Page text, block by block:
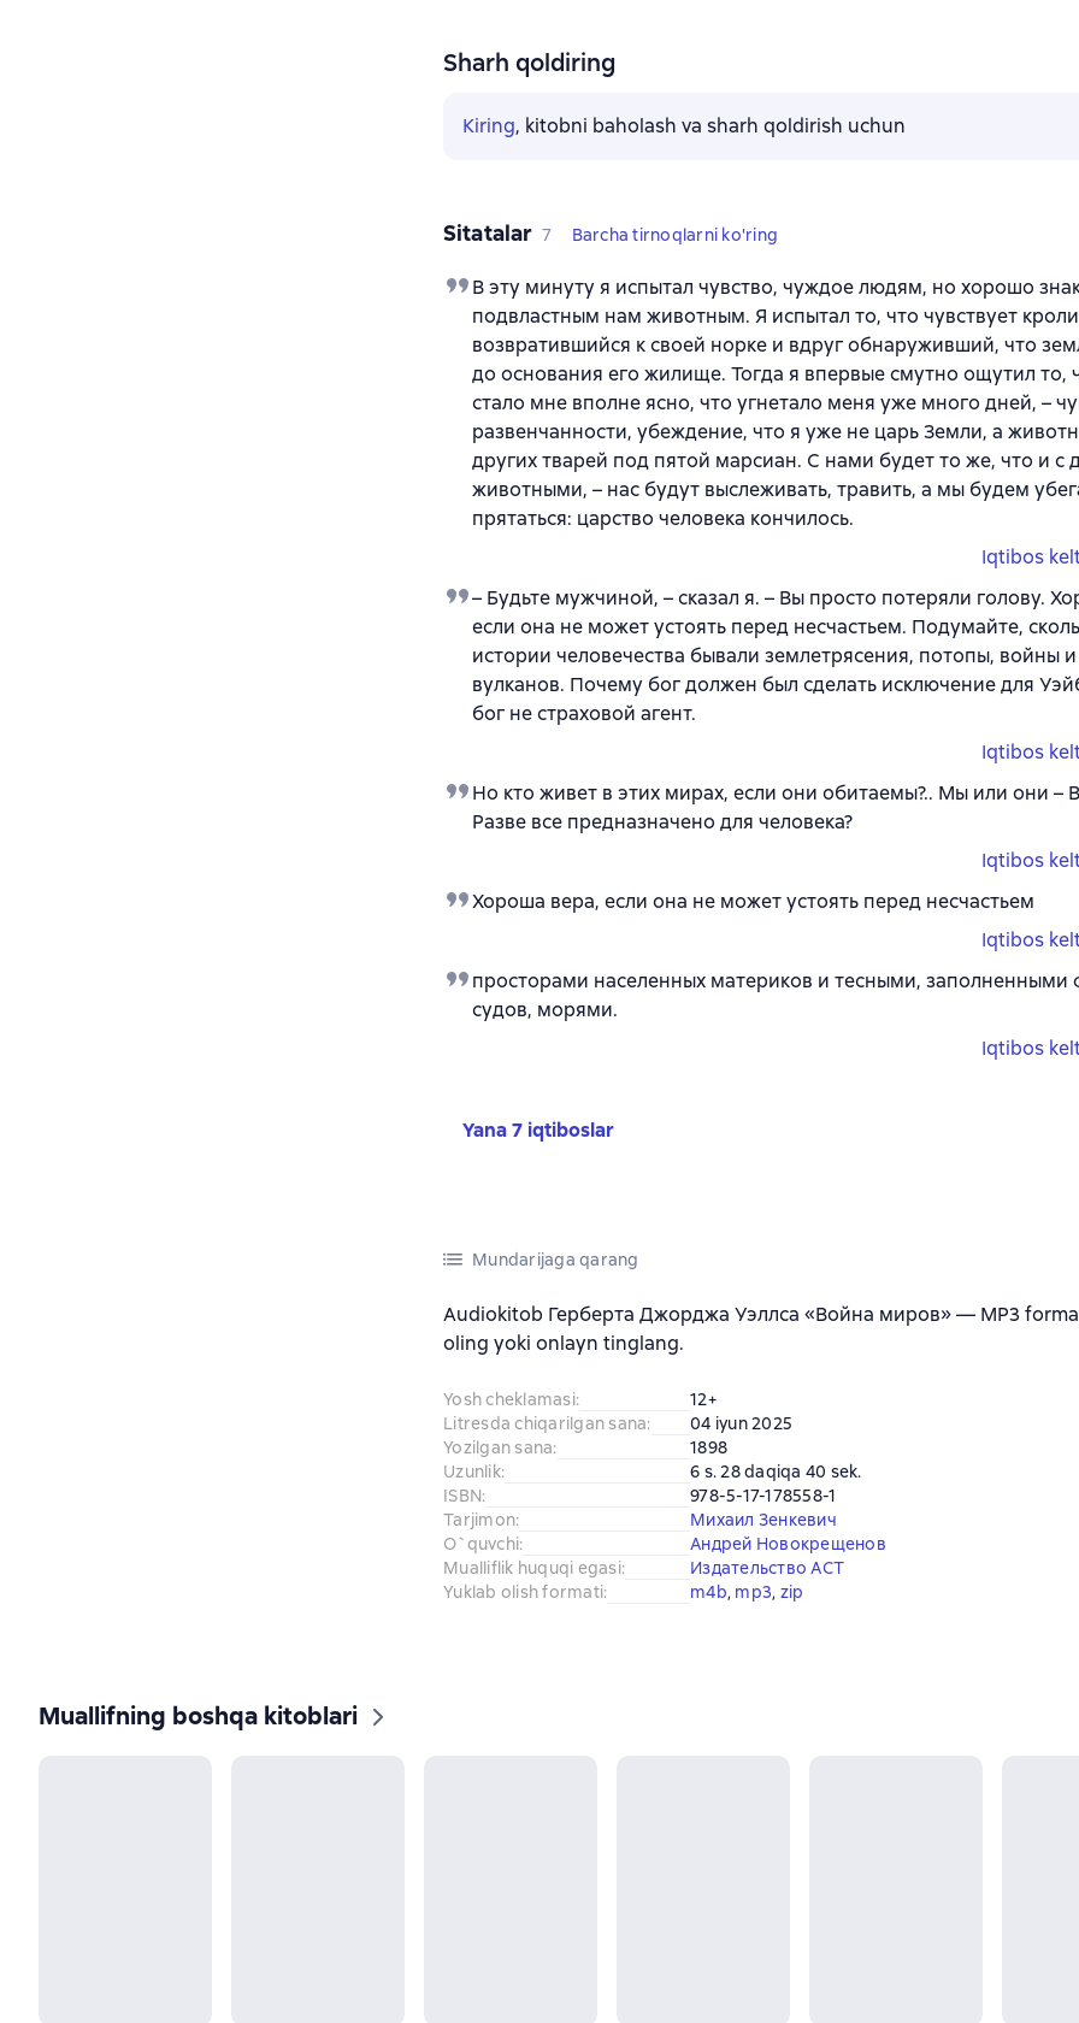
Sharh qoldiring
Kiring, kitobni baholash va sharh qoldirish uchun
Sitatalar 7 Barcha tirnoqlarni ko'ring
В эту минуту я испытал чувство, чуждое людям, но хорошо
подвластным нам животным. Я испытал то, что чувствует
возвратившийся к своей норке и вдруг обнаруживший, что
до основания его жилище. Тогда я впервые смутно ощутил то,
стало мне вполне ясно, что угнетало меня уже много дней, –
развенчанности, убеждение, что я уже не царь Земли, а
других тварей под пятой марсиан. С нами будет то же, что и с
животными, – нас будут выслеживать, травить, а мы будем
прятаться: царство человека кончилось.
Iqtibos
– Будьте мужчиной, – сказал я. – Вы просто потеряли голову.
если она не может устоять перед несчастьем. Подумайте,
истории человечества бывали землетрясения, потопы, войны
вулканов. Почему бог должен был сделать исключение для
бог не страховой агент.
Iqtibos
Но кто живет в этих мирах, если они обитаемы?.. Мы или они –
Разве все предназначено для человека?
Iqtibos
Хороша вера, если она не может устоять перед несчастьем
Iqtibos
просторами населенных материков и тесными, заполненными
судов, морями.
Iqtibos
Yana 7 iqtiboslar
Mundarijaga qarang
Audiokitob Герберта Джорджа Уэллса «Война миров» — MP3
oling yoki onlayn tinglang.
Yosh cheklamasi:
12+
Litresda chiqarilgan sana:
04 iyun 2025
Yozilgan sana:
1898
Uzunlik:
6 s. 28 daqiqa 40 sek.
ISBN:
978-5-17-178558-1
Tarjimon:
Михаил Зенкевич
O`quvchi:
Андрей Новокрещенов
Mualliflik huquqi egasi:
Издательство АСТ
Yuklab olish formati: m4b, mp3, zip
Muallifning boshqa kitoblari